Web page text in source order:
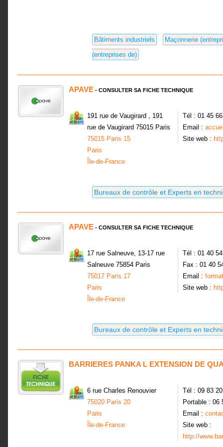
Bâtiments industriels
Maçonnerie
(entreprises de)
APAVE - CONSULTER SA FICHE TECHNIQUE
191 rue de Vaugirard , 191
rue de Vaugirard 75015 Paris
75015 Paris 15
Paris
Île-de-France
Tél : 01 45
Email :
Site web :
Bureaux de contrôle et Experts en
APAVE - CONSULTER SA FICHE TECHNIQUE
17 rue Salneuve, 13-17 rue
Salneuve 75854 Paris
75017 Paris 17
Paris
Île-de-France
Tél : 01 40
Fax : 01 40
Email :
Site web :
Bureaux de contrôle et Experts en
BARRIERES PANKA L EXTENSION DE
6 rue Charles Renouvier
75020 Paris 20
Paris
Île-de-France
Tél : 09 83
Portable : 06
Email :
Site web :
http://